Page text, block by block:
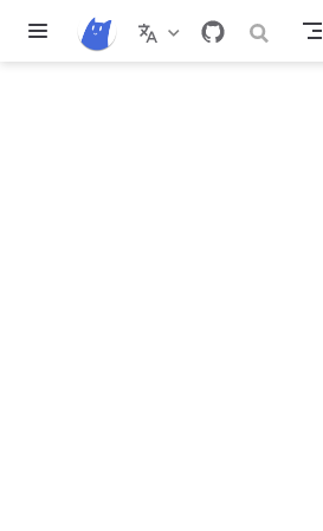
Перейти к основному содержанию